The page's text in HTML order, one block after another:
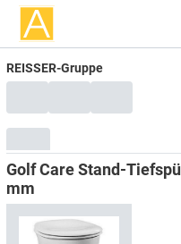
REISSER-Gruppe
Golf Care Stand-
mm